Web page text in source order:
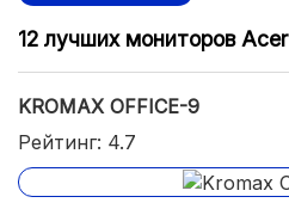
12 лучших мониторов Acer
KROMAX OFFICE-9
Рейтинг: 4.7